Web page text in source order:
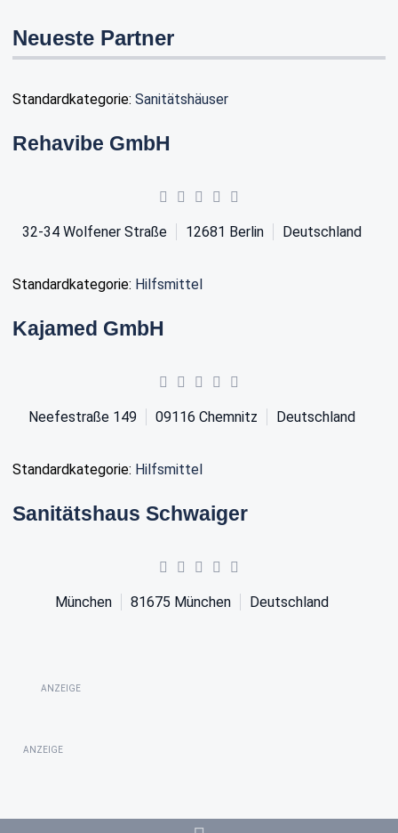
Neueste Partner
Standardkategorie: Sanitätshäuser
Rehavibe GmbH
32-34 Wolfener Straße 12681 Berlin Deutschland
Standardkategorie: Hilfsmittel
Kajamed GmbH
Neefestraße 149 09116 Chemnitz Deutschland
Standardkategorie: Hilfsmittel
Sanitätshaus Schwaiger
München 81675 München Deutschland
ANZEIGE
ANZEIGE